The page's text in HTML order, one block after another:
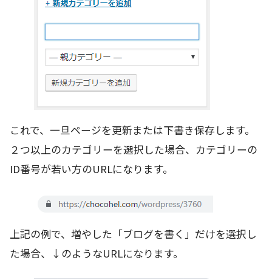
これで、一旦ページを更新または下書き保存します。
２つ以上のカテゴリーを選択した場合、カテゴリーの
ID番号が若い方のURLになります。
上記の例で、増やした「ブログを書く」だけを選択し
た場合、↓のようなURLになります。